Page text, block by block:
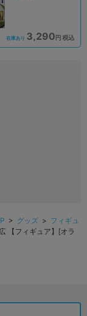
在庫あり 3,290円 税込
> グッズ > フィギュ
【フィギュア】[オラ